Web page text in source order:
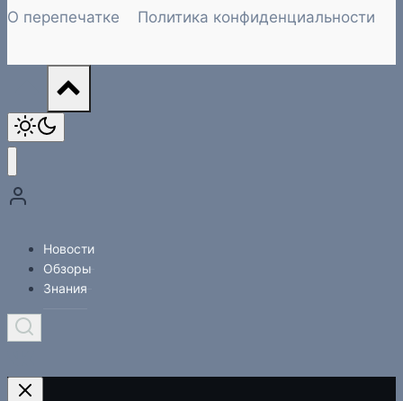
О перепечатке Политика конфиденциальности
Новости
Обзоры
Знания